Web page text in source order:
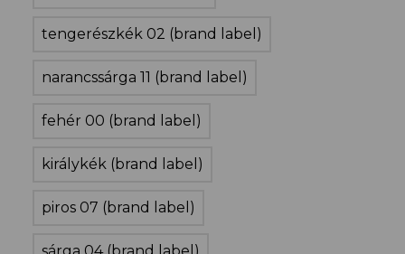
tengerészkék 02 (brand label)
narancssárga 11 (brand label)
fehér 00 (brand label)
királykék (brand label)
piros 07 (brand label)